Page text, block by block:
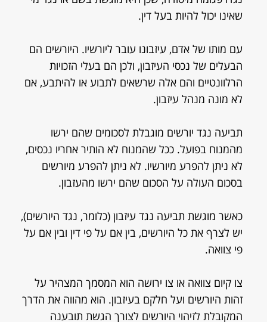
שאינו יכול להיות בעל דין.
עם מותו של אדם, עיזבונו עובר ליורשיו. היורשים הם
הבעלים של נכסי העיזבון, ולכן הם בעלי הזכויות
הרלוונטיים והם אלה שרשאים לתבוע או להיתבע, אם
לא מונה מנהל עיזבון.
תביעה נגד יורשים מוגבלת לסכומים שהם ירשו
מהמנוח בפועל. ככל שהמנוח לא הותיר אחריו נכסים,
לא ניתן להפרע מיורשיו. לא ניתן להפרע מיורשים
בסכום העולה על הסכום שהם ירשו מהעזבון.
כאשר מוגשת תביעה נגד עיזבון (כלומר, נגד היורשים),
יש לצרף את כל היורשים, בין אם על פי דין ובין אם על
פי צוואה.
צו קיום צוואה או צו ירושה הוא המסמך המצהיר על
זהות היורשים ועל חלקם בעיזבון. הוא מהווה את הדרך
המקובלת לזיהוי היורשים לצורך הגשת תובענה